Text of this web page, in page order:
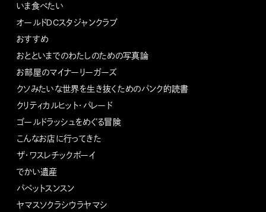
いま食べたい
オールドDCスタジャンクラブ
おすすめ
おとといまでのわたしのための写真論
お部屋のマイナーリーガーズ
クソみたいな世界を生き抜くためのパンク的読書
クリティカルヒット・パレード
ゴールドラッシュをめぐる冒険
こんなお店に行ってきた
ザ・ワスレチックボーイ
でかい遺産
パペットスンスン
ヤマスソクラシウラヤマシ